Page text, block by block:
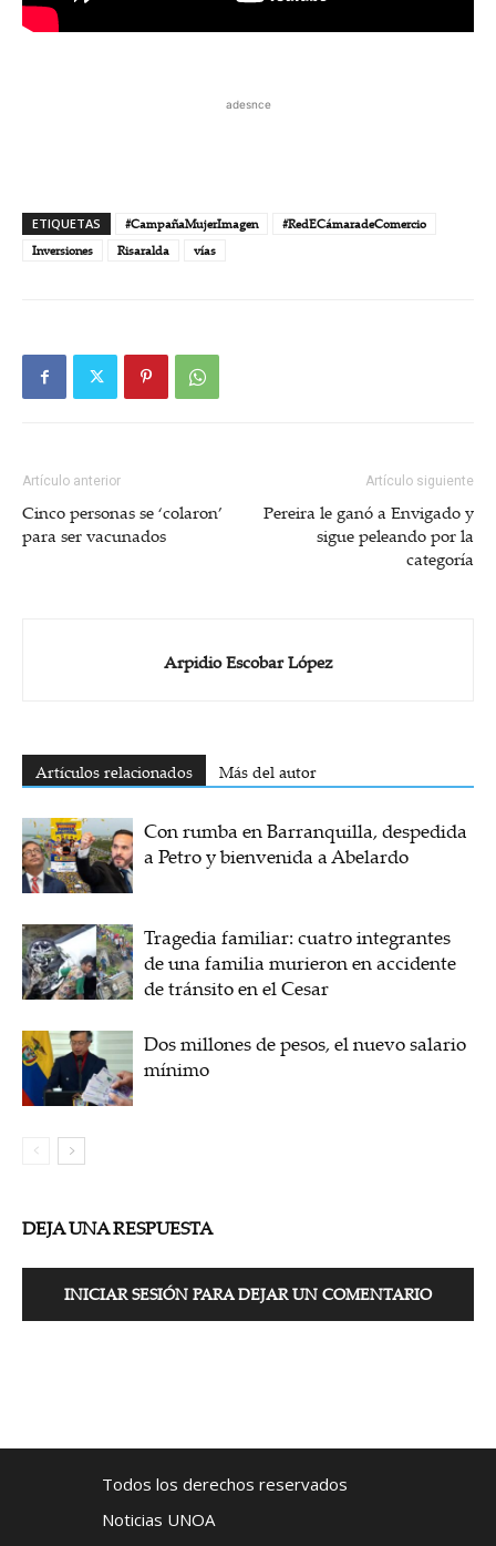
adesnce
ETIQUETAS #CampañaMujerImagen
#RedECámaradeComercio
Inversiones
Risaralda vías
Artículo anterior
Cinco personas se ‘colaron’
para ser vacunados
Artículo siguiente
Pereira le ganó a Envigado y
sigue peleando por la
categoría
Arpidio Escobar López
Artículos relacionados Más del autor
Con rumba en Barranquilla, despedida
a Petro y bienvenida a Abelardo
Tragedia familiar: cuatro integrantes
de una familia murieron en accidente
de tránsito en el Cesar
Dos millones de pesos, el nuevo salario
mínimo
DEJA UNA RESPUESTA
INICIAR SESIÓN PARA DEJAR UN COMENTARIO
Todos los derechos reservados
Noticias UNOA